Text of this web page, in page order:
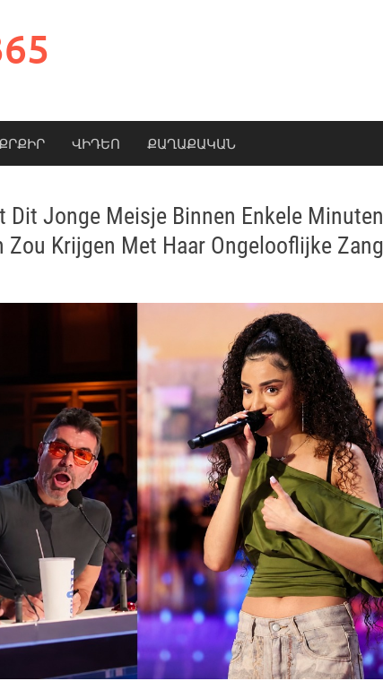
ՎԻԴԵՈ ՔԱՂԱՔԱԿԱՆ
Dit Jonge Meisje Binnen Enkele
Zou Krijgen Met Haar Ongelooflijke